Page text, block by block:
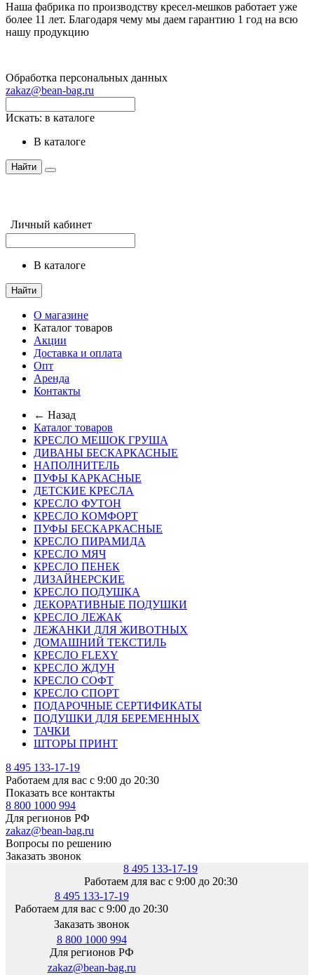
Наша фабрика по производству кресел-мешков работает уже
более 11 лет. Благодаря чему мы даем гарантию 1 год на всю
нашу продукцию
Обработка персональных данных
zakaz@bean-bag.ru
Искать: в каталоге
в каталоге
Найти
Личный кабинет
в каталоге
Найти
О магазине
Каталог товаров
Акции
Доставка и оплата
Опт
Аренда
Контакты
← Назад
Каталог товаров
КРЕСЛО МЕШОК ГРУША
ДИВАНЫ БЕСКАРКАСНЫЕ
НАПОЛНИТЕЛЬ
ПУФЫ КАРКАСНЫЕ
ДЕТСКИЕ КРЕСЛА
КРЕСЛО ФУТОН
КРЕСЛО КОМФОРТ
ПУФЫ БЕСКАРКАСНЫЕ
КРЕСЛО ПИРАМИДА
КРЕСЛО МЯЧ
КРЕСЛО ПЕНЕК
ДИЗАЙНЕРСКИЕ
КРЕСЛО ПОДУШКА
ДЕКОРАТИВНЫЕ ПОДУШКИ
КРЕСЛО ЛЕЖАК
ЛЕЖАНКИ ДЛЯ ЖИВОТНЫХ
ДОМАШНИЙ ТЕКСТИЛЬ
КРЕСЛО FLEXY
КРЕСЛО ЖДУН
КРЕСЛО СОФТ
КРЕСЛО СПОРТ
ПОДАРОЧНЫЕ СЕРТИФИКАТЫ
ПОДУШКИ ДЛЯ БЕРЕМЕННЫХ
ТАЧКИ
ШТОРЫ ПРИНТ
8 495 133-17-19
Работаем для вас с 9:00 до 20:30
Показать все контакты
8 800 1000 994
Для регионов РФ
zakaz@bean-bag.ru
Вопросы по решению
Заказать звонок
8 495 133-17-19
Работаем для вас с 9:00 до 20:30
8 495 133-17-19
Работаем для вас с 9:00 до 20:30
Заказать звонок
8 800 1000 994
Для регионов РФ
zakaz@bean-bag.ru